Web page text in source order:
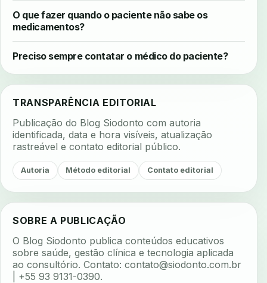
O que fazer quando o paciente não sabe os
medicamentos?
Preciso sempre contatar o médico do paciente?
TRANSPARÊNCIA EDITORIAL
Publicação do Blog Siodonto com autoria
identificada, data e hora visíveis, atualização
rastreável e contato editorial público.
Autoria Método editorial Contato editorial
SOBRE A PUBLICAÇÃO
O Blog Siodonto publica conteúdos educativos
sobre saúde, gestão clínica e tecnologia aplicada
ao consultório. Contato: contato@siodonto.com.br
| +55 93 9131-0390.